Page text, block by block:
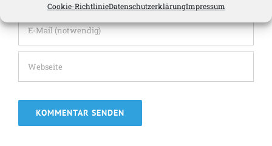
Cookie-RichtlinieDatenschutzerklärungImpressum